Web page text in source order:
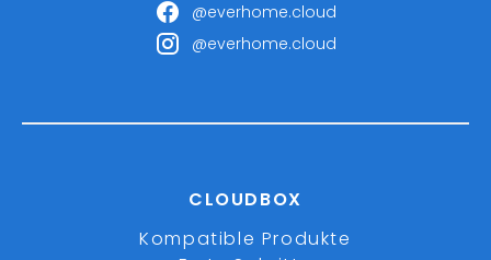
@everhome.cloud
@everhome.cloud
CLOUDBOX
Kompatible Produkte